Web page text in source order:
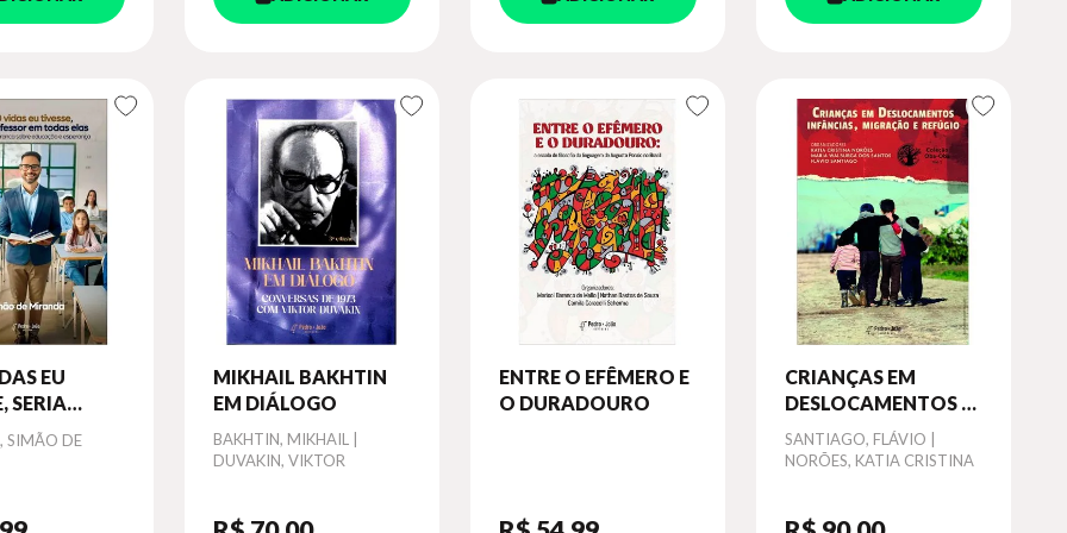
EU
SERIA
EM
SIMÃO DE
MIKHAIL BAKHTIN
EM DIÁLOGO
Autor
BAKHTIN, MIKHAIL |
DUVAKIN, VIKTOR
ENTRE O EFÊMERO E
O DURADOURO
CRIANÇAS EM
DESLOCAMENTOS -
2022 - VOL. 2
Autor
SANTIAGO, FLÁVIO |
NORÕES, KATIA CRISTINA